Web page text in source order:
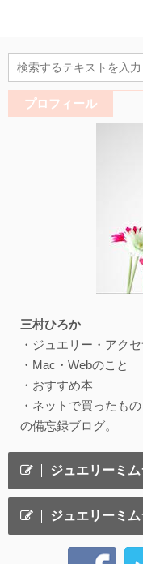
プロフィール
三村ひろか
・ジュエリー・アク
・Mac・Webのこと
・おすすめ本
・ネットで買ったもの
の備忘録ブログ。
ジュエリーミ
ジュエリーミ